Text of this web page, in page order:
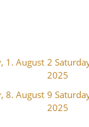
1. August 2
2025
8. August 9
2025